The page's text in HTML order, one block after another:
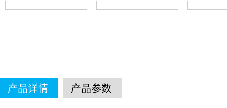
产品详情 产品参数